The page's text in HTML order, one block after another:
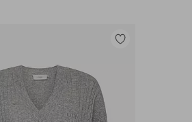
Tilføj